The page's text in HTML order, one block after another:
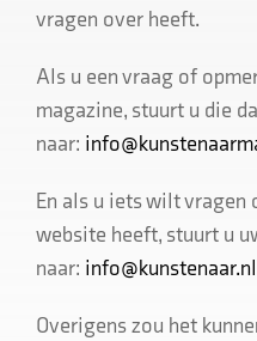
vragen over heeft.
Als u een vraag of
magazine, stuurt u die
naar:
En als u iets wilt vragen
website heeft, stuurt u
naar: info@kunstenaar.nl
Overigens zou het